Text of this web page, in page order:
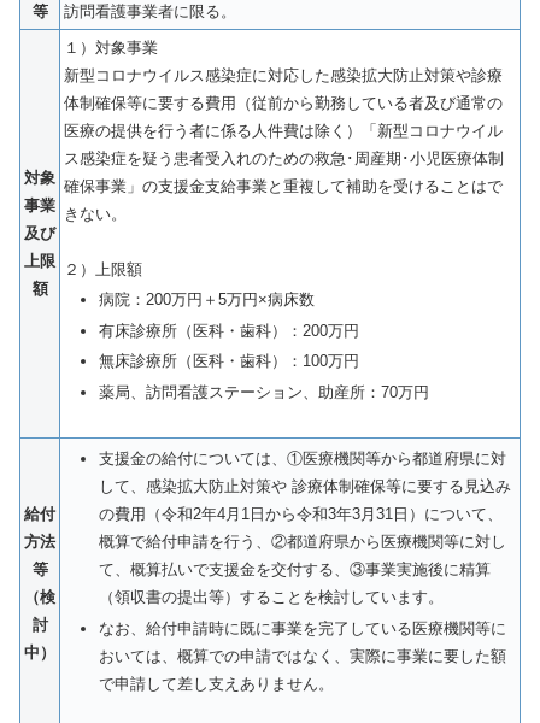
等
訪問看護事業者に限る。
対象
事業
及び
上限
額
１）対象事業
新型コロナウイルス感染症に対応した感染拡⼤防⽌対策や診療
体制確保等に要する費⽤（従前から勤務している者及び通常の
医療の提供を⾏う者に係る⼈件費は除く）「新型コロナウイル
ス感染症を疑う患者受⼊れのための救急･周産期･⼩児医療体制
確保事業」の⽀援⾦⽀給事業と重複して補助を受けることはで
きない。
２）上限額
病院：200万円＋5万円×病床数
有床診療所（医科・⻭科）：200万円
無床診療所（医科・⻭科）：100万円
薬局、訪問看護ステーション、助産所：70万円
給付
方法
等
（検
討
中）
⽀援⾦の給付については、①医療機関等から都道府県に対
して、感染拡⼤防⽌対策や 診療体制確保等に要する⾒込み
の費⽤（令和2年4⽉1⽇から令和3年3⽉31⽇）について、
概算で給付申請を⾏う、②都道府県から医療機関等に対し
て、概算払いで⽀援⾦を交付する、③事業実施後に精算
（領収書の提出等）することを検討しています。
なお、給付申請時に既に事業を完了している医療機関等に
おいては、概算での申請ではなく、実際に事業に要した額
で申請して差し⽀えありません。